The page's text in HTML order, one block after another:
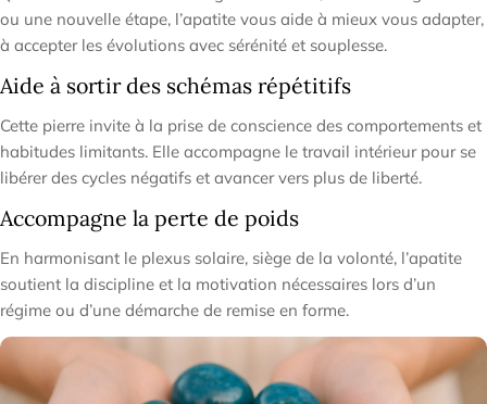
ou une nouvelle étape, l’apatite vous aide à mieux vous adapter,
à accepter les évolutions avec sérénité et souplesse.
Aide à sortir des schémas répétitifs
Cette pierre invite à la prise de conscience des comportements et
habitudes limitants. Elle accompagne le travail intérieur pour se
libérer des cycles négatifs et avancer vers plus de liberté.
Accompagne la perte de poids
En harmonisant le plexus solaire, siège de la volonté, l’apatite
soutient la discipline et la motivation nécessaires lors d’un
régime ou d’une démarche de remise en forme.